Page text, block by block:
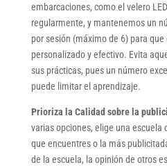
embarcaciones, como el velero
regularmente, y mantenemos un
por sesión (máximo de 6) para
personalizado y efectivo. Evita
sus prácticas, pues un número
puede limitar el aprendizaje.
Prioriza la Calidad sobre la
varias opciones, elige una escuela
que encuentres o la más
de la escuela, la opinión de otros